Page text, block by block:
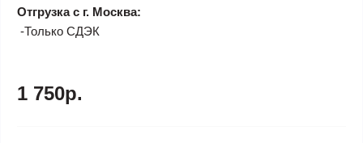
Отгрузка с г. Москва:
-Только СДЭК
1 750р.